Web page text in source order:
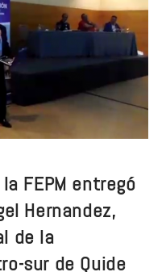
FEPM entregó
Hernandez,
de la
sur de Quide